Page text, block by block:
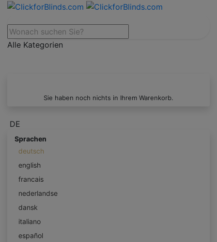
Alle Kategorien
Sie haben noch nichts in Ihrem Warenkorb.
DE
Sprachen
deutsch
english
francais
nederlandse
dansk
italiano
español